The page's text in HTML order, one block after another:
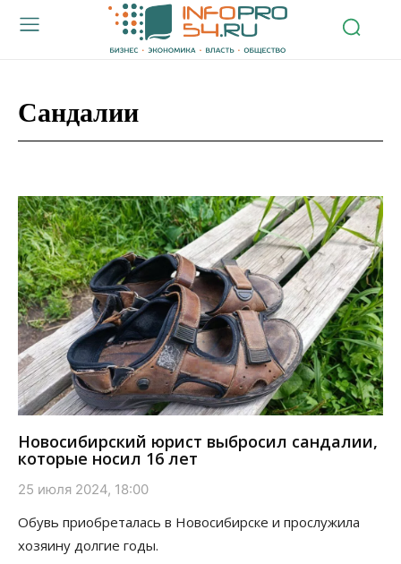
Сандалии
Новосибирский юрист выбросил сандалии,
которые носил 16 лет
25 июля 2024, 18:00
Обувь приобреталась в Новосибирске и прослужила
хозяину долгие годы.